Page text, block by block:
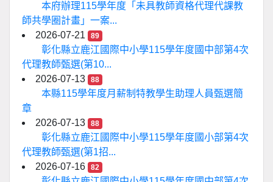
本府辦理115學年度「未具教師資格代理代課教
師共學圈計畫」一案...
2026-07-21
89
彰化縣立鹿江國際中小學115學年度國中部第4次
代理教師甄選(第10...
2026-07-13
88
本縣115學年度月薪制特教學生助理人員甄選簡
章
2026-07-13
88
彰化縣立鹿江國際中小學115學年度國小部第4次
代理教師甄選(第1招...
2026-07-16
82